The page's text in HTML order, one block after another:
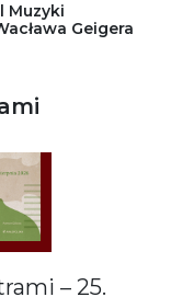
Muzyki
Geigera
– 25.